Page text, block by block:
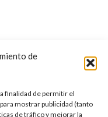
de
finalidad de permitir el
mostrar publicidad (tanto
de tráfico y mejorar la
España